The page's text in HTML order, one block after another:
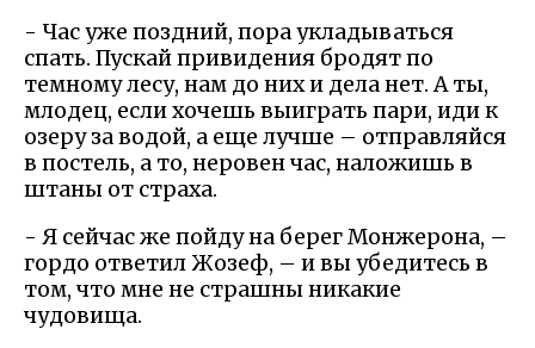
- Час уже поздний, пора укладываться
спать. Пускай привидения бродят по
темному лесу, нам до них и дела нет. А ты,
млодец, если хочешь выиграть пари, иди к
озеру за водой, а еще лучше – отправляйся
в постель, а то, неровен час, наложишь в
штаны от страха.
- Я сейчас же пойду на берег Монжерона, –
гордо ответил Жозеф, – и вы убедитесь в
том, что мне не страшны никакие
чудовища.